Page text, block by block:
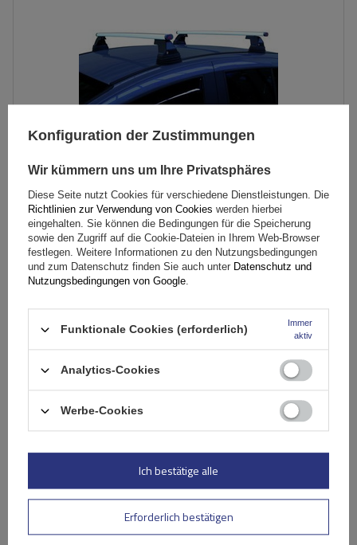
Dachträger universal G3 Pacific 64.110-68.112 Aluminium
131,59 €inkl. MwSt
Große Menge verfügbar Wir versenden schon am
Warenkorb
SONDERANGEBOT
Konfiguration der Zustimmungen
Wir kümmern uns um Ihre Privatsphäres
Diese Seite nutzt Cookies für verschiedene Dienstleistungen. Die
Richtlinien zur Verwendung von Cookies werden hierbei
eingehalten. Sie können die Bedingungen für die Speicherung
sowie den Zugriff auf die Cookie-Dateien in Ihrem Web-Browser
festlegen. Weitere Informationen zu den Nutzungsbedingungen
und zum Datenschutz finden Sie auch unter Datenschutz und
Nutzungsbedingungen von Google.
Funktionale Cookies (erforderlich)
Immer
aktiv
Analytics-Cookies
Werbe-Cookies
Erforderlich bestätigen
Ich bestätige alle